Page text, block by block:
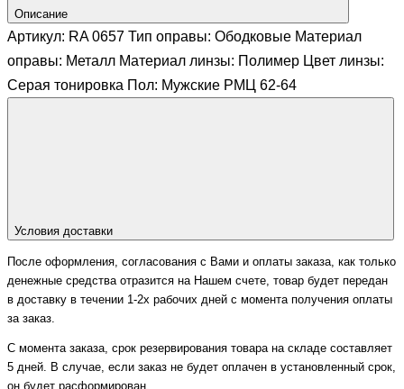
Описание
Артикул: RA 0657 Тип оправы: Ободковые Материал
оправы: Металл Материал линзы: Полимер Цвет линзы:
Серая тонировка Пол: Мужские РМЦ 62-64
Условия доставки
После оформления, согласования с Вами и оплаты заказа, как только
денежные средства отразится на Нашем счете, товар будет передан
в доставку в течении 1-2х рабочих дней с момента получения оплаты
за заказ.
С момента заказа, срок резервирования товара на складе составляет
5 дней. В случае, если заказ не будет оплачен в установленный срок,
он будет расформирован.